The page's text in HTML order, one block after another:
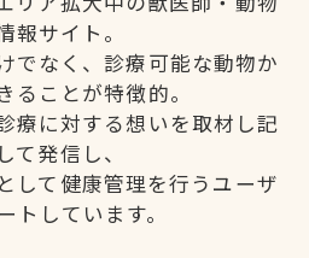
報サイト。
でなく、診療可能な動物か
ることが特徴的。
療に対する想いを取材し記
て発信し、
して健康管理を行うユーザ
トしています。